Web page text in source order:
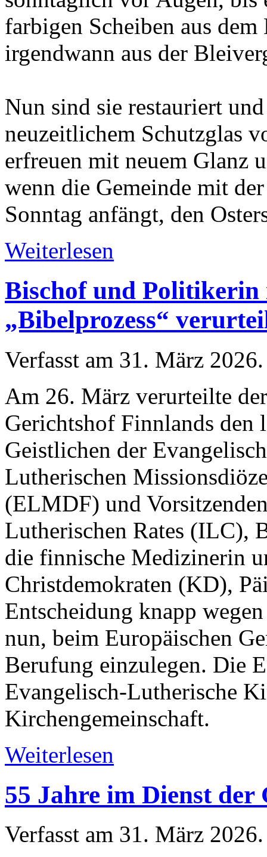
farbigen Scheiben aus
irgendwann aus der
Nun sind sie restauriert
neuzeitlichem Schutzglas
erfreuen mit neuem Glanz
wenn die Gemeinde mit
Sonntag anfängt, den
Weiterlesen
Bischof und Politikerin
„Bibelprozess“
Verfasst am 31. März 2026.
Am 26. März verurteilte
Gerichtshof Finnlands den
Geistlichen der
Lutherischen
(ELMDF) und
Lutherischen Rates (ILC),
die finnische Medizinerin
Christdemokraten (KD),
Entscheidung knapp
nun, beim Europäischen
Berufung einzulegen. Die
Evangelisch-Lutherische
Kirchengemeinschaft.
Weiterlesen
55 Jahre im Dienst
Verfasst am 31. März 2026.